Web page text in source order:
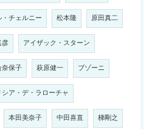
チェルニー 松本隆 原田真二
彦 アイザック・スターン
保子 萩原健一 ブゾーニ
シア・デ・ラローチャ
本田美奈子 中田喜直 梯剛之